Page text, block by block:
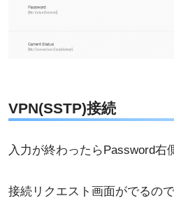
VPN(SSTP)接続
入力が終わったらPassword右
接続リクエスト画面がでるの